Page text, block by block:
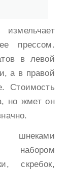
прессом.
в левой
а в правой
Стоимость
но жмет он
шнеками
набором
скребок,